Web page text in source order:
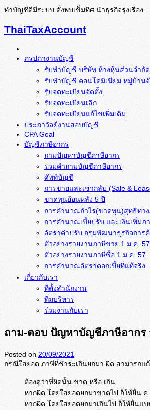
ทำบัญชีดีมีระบบ ดั่งพบเข็มทิศ นำธุรกิจรุ่งเรือง :
ThaiTaxAccount
ภรปภางานบัญชี
รับทำบัญชี บริษัท ห้างหุ้นส่วนจำกัด
รับทำบัญชี คอนโดมิเนียม หมู่บ้าน
รับจดทะเบียนจัดตั้ง
รับจดทะเบียนเลิก
รับจดทะเบียนแก้ไขเพิ่มเติม
ประภาวัลย์งานสอบบัญชี
CPA Goal
บัญชีภาษีอากร
ถามปัญหาบัญชีภาษีอากร
รวมคำถามบัญชีภาษีอากร
ศัพท์บัญชี
การขายและเช่ากลับ (Sale &
ขาดทุนย้อนหลัง 5 ปี
การคำนวณกำไร(ขาดทุน)สุทธิทา
การคำนวณเบี้ยปรับ และเงินเพิ่มภ
อัตราค่าปรับ กรมพัฒนาธุรกิจการ
ตัวอย่างรายงานภาษีขาย 1 ม.ค. 57
การคำนวณอัตราดอกเบี้ยที่แท้จริง
เกี่ยวกับเรา
ที่ตั้งสำนักงาน
ทีมบริหาร
ร่วมงานกับเรา
ถาม-ตอบ ปัญหาบัญชีภาษีอากร
Posted on 20/09/2021
กรณีใส่ยอด ภาษีที่ชำระเกินยกมา ผิด สามารถแก้
ต้องดูว่าที่ผิดนั้น ขาด หรือ เกิน
หากผิด โดยใส่ยอดยกมาขาดไป ก็ให้ยื่น
หากผิด โดยใส่ยอดยกมาเกินไป ก็ให้ยื่นแ